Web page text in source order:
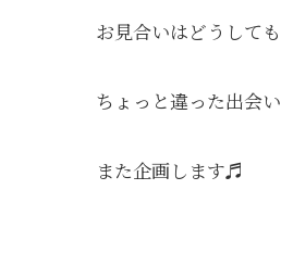
お見合いはどうして
ちょっと違った出会
また企画します♬